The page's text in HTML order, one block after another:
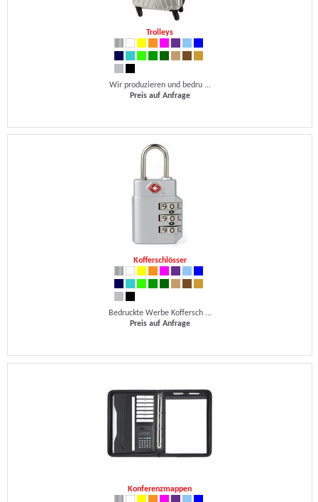
Trolleys
Wir produzieren und bedru ...
Preis auf Anfrage
Kofferschlösser
Bedruckte Werbe Koffersch ...
Preis auf Anfrage
Konferenzmappen